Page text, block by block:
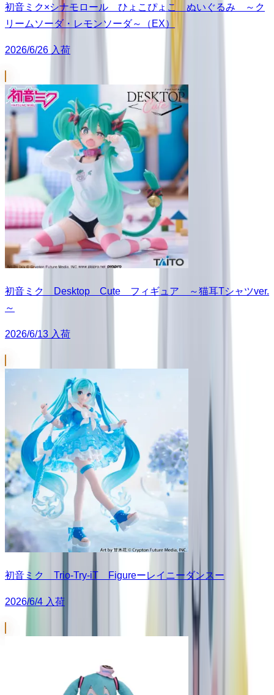
初音ミク×シナモロール ひょこぴょこ ぬいぐるみ ～ク
リームソーダ・レモンソーダ～（EX）
2026/6/26 入荷
初音ミク Desktop Cute フィギュア ～猫耳Tシャツver.
～
2026/6/13 入荷
初音ミク Trio-Try-iT Figureーレイニーダンスー
2026/6/4 入荷